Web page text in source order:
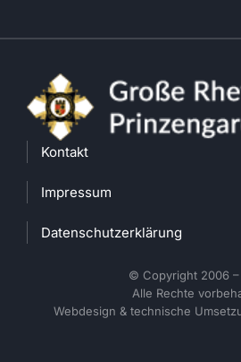
Kontakt
Impressum
Datenschutzerklärung
© Copyright 2006
Alle Rechte
Webdesign & technische